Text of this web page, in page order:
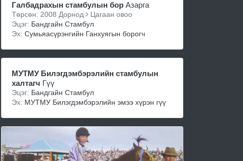
Галбадрахын стамбулын бор Азарга
Төрсөн: 2008 Дорнод
Цагаан овоо
Эцэг: Бандгайн Стамбул
Эх:Сумьяасүрэнгийн Ганхуягын борогч
МУТМУ Билэгдэмбэрэлийн стамбулын
халтагч Гүү
Эцэг: Бандгайн Стамбул
Эх: МУТМУ Билэгдэмбэрэлийн эмээ хүрэн гүү